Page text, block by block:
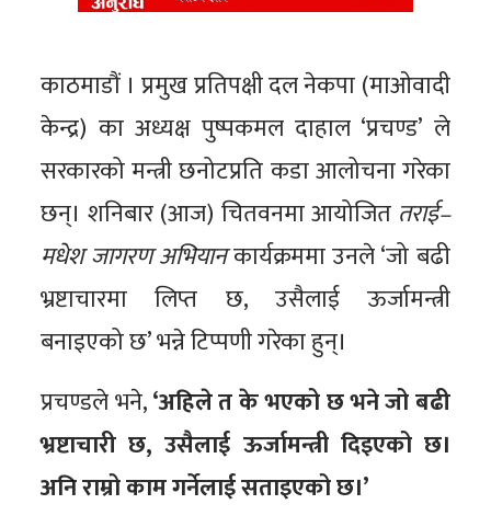
काठमाडौं । प्रमुख प्रतिपक्षी दल नेकपा (माओवादी
केन्द्र) का अध्यक्ष पुष्पकमल दाहाल ‘प्रचण्ड’ ले
सरकारको मन्त्री छनोटप्रति कडा आलोचना गरेका
छन्। शनिबार (आज) चितवनमा आयोजित तराई–
मधेश जागरण अभियानकार्यक्रममा उनले ‘जो बढी
भ्रष्टाचारमा लिप्त छ, उसैलाई ऊर्जामन्त्री
बनाइएको छ’ भन्ने टिप्पणी गरेका हुन्।
प्रचण्डले भने,‘अहिले त के भएको छ भने जो बढी
भ्रष्टाचारी छ, उसैलाई ऊर्जामन्त्री दिइएको छ।
अनि राम्रो काम गर्नेलाई सताइएको छ।’